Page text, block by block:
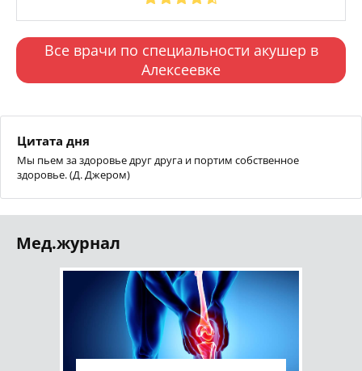
Все врачи по специальности акушер в
Алексеевке
Цитата дня
Мы пьем за здоровье друг друга и портим собственное
здоровье. (Д. Джером)
Мед.журнал